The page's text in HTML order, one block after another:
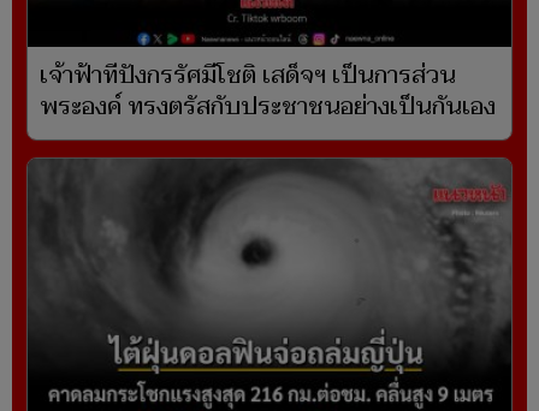
เจ้าฟ้าทีปังกรรัศมีโชติ เสด็จฯ เป็นการส่วน
พระองค์ ทรงตรัสกับประชาชนอย่างเป็นกันเอง